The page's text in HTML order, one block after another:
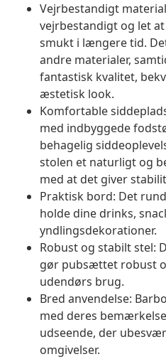
Vejrbestandigt
vejrbestandigt og let
smukt i længere tid.
andre materialer,
fantastisk kvalitet,
æstetisk look.
Komfortable
med indbyggede
behagelig
stolen et naturligt og
med at det giver
Praktisk bord: Det
holde dine drinks,
yndlingsdekorationer.
Robust og stabilt stel:
gør pubsættet robust
udendørs brug.
Bred anvendelse:
med deres
udseende, der
omgivelser.